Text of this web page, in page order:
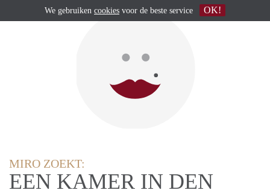
MIRO ZOEKT:
EEN KAMER IN DEN
We gebruiken cookies voor de beste service OK!